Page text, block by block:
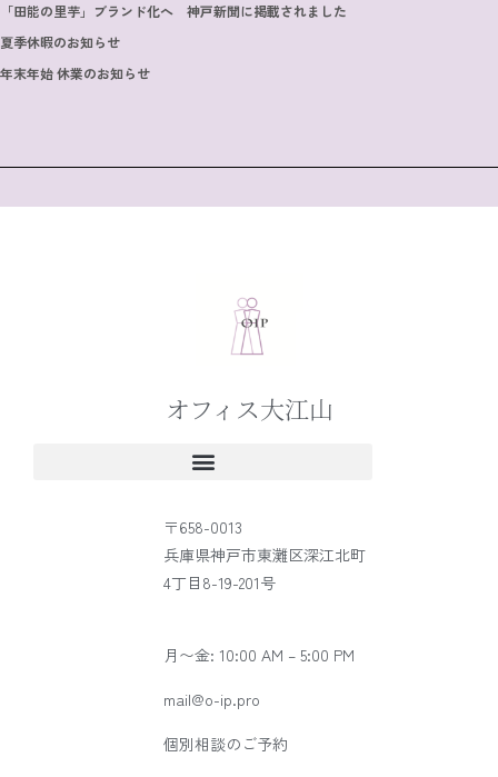
「田能の里芋」ブランド化へ 神戸新聞に掲載されました
夏季休暇のお知らせ
年末年始 休業のお知らせ
オフィス大江山
〒658-0013
兵庫県神戸市東灘区深江北町
4丁目8-19-201号
月〜金: 10:00 AM – 5:00 PM
mail@o-ip.pro
個別相談のご予約